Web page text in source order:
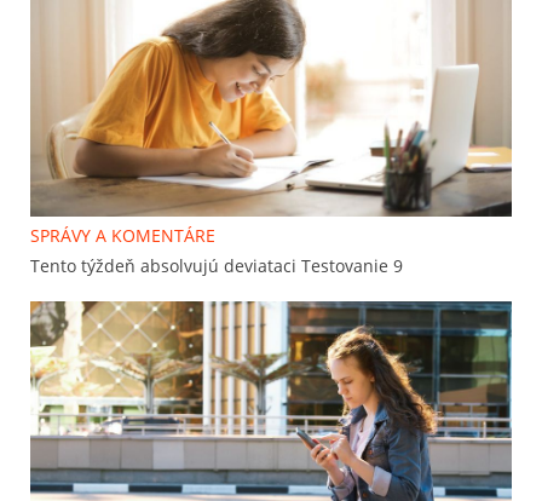
SPRÁVY A KOMENTÁRE
Tento týždeň absolvujú deviataci Testovanie 9